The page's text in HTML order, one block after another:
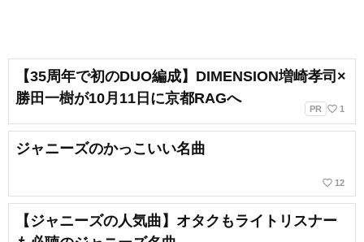
【35周年で初のDUO編成】DIMENSION増崎孝司×
勝田一樹が10月11日に京都RAGへ
PR favorite_border 1
ジャニーズのかっこいい名曲
favorite_border 12
【ジャニーズの人気曲】オタクもライトリスナー